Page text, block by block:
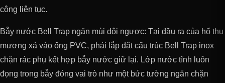
công liên tục.
Bẫy nước Bell Trap ngăn mùi dội ngược: Tại đầu ra của hố thu
mương xả vào ống PVC, phải lắp đặt cấu trúc Bell Trap inox
chặn rác phụ kết hợp bẫy nước giữ lại. Lớp nước tĩnh luôn
đọng trong bẫy đóng vai trò như một bức tường ngăn chặn